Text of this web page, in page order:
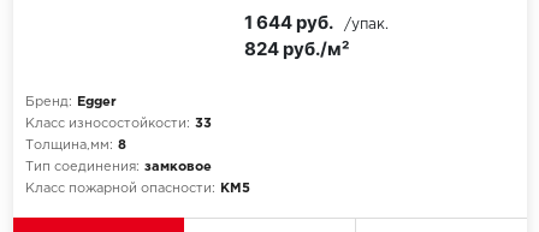
Бренд:
Egger
Класс износостойкости: 33
Толщина,мм: 8
Тип соединения: замковое
Класс пожарной опасности:
КМ5
824 руб./м²
1 644 руб. /упак.